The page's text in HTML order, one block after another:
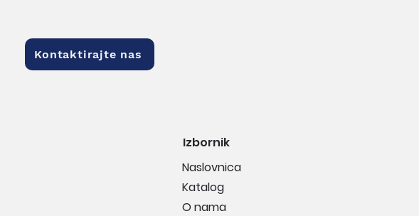
Kontaktirajte nas
Izbornik
Naslovnica
Katalog
O nama